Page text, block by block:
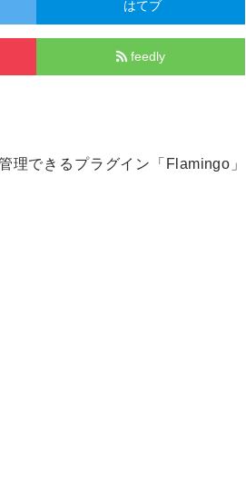
はてブ
feedly
理できるプラグイン「Flamingo」